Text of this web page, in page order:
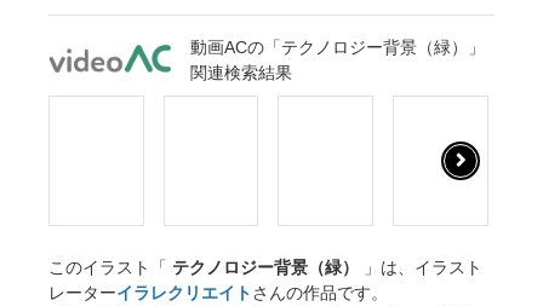
動画ACの「テクノロジー背景（緑）」
関連検索結果
このイラスト「 テクノロジー背景（緑）
」は、イラスト
レーターイラレクリエイトさんの作品です。